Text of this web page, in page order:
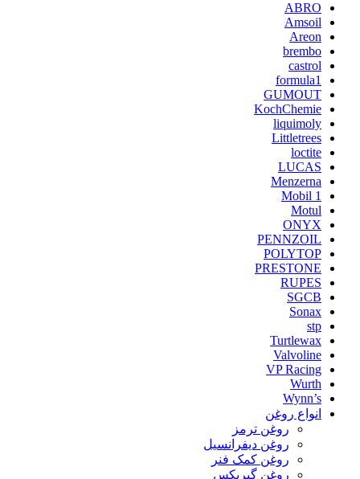
ABRO
Amsoil
Areon
brembo
castrol
formula1
GUMOUT
KochChemie
liquimoly
Littletrees
loctite
LUCAS
Menzerna
Mobil 1
Motul
ONYX
PENNZOIL
POLYTOP
PRESTONE
RUPES
SGCB
Sonax
stp
Turtlewax
Valvoline
VP Racing
Wurth
Wynn’s
انواع روغن
روغن ترمز
روغن دیفرانسیل
روغن کمک فنر
روغن گیربکس